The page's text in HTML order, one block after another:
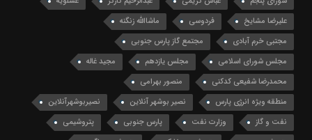
علیرضا مشایخ
فردوسی
ماشاالله زنگنه
مجتبی خرم آبادی
مجتمع گاز پارس جنوبی
مجلس شورای اسلامی
مجلس یازدهم
مجید غاله
محمدرضا شفیعی کدکنی
منصور بهرامی
منطقه ویژه انرژی پارس
نصیر بوشهر آنلاین
نصیربوشهرآنلاین
نفت و گاز
وزارت نفت پارس جنوبی
پتروشیمی